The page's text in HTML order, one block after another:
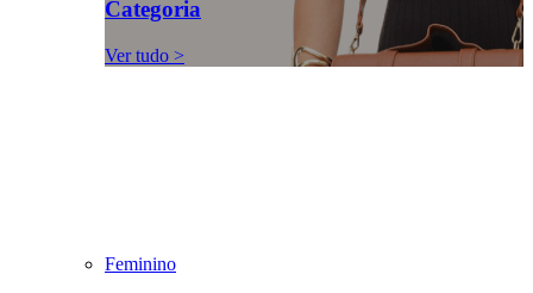
Categoria
Ver tudo >
Feminino